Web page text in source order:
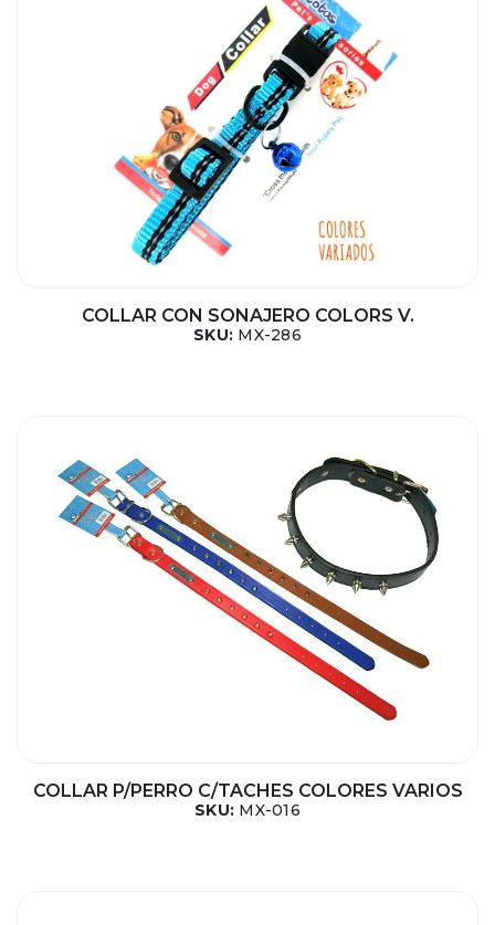
COLLAR CON SONAJERO COLORS V.
SKU: MX-286
COLLAR P/PERRO C/TACHES COLORES VARIOS
SKU: MX-016